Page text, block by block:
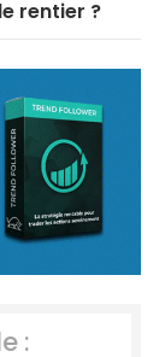
rentier ?
: